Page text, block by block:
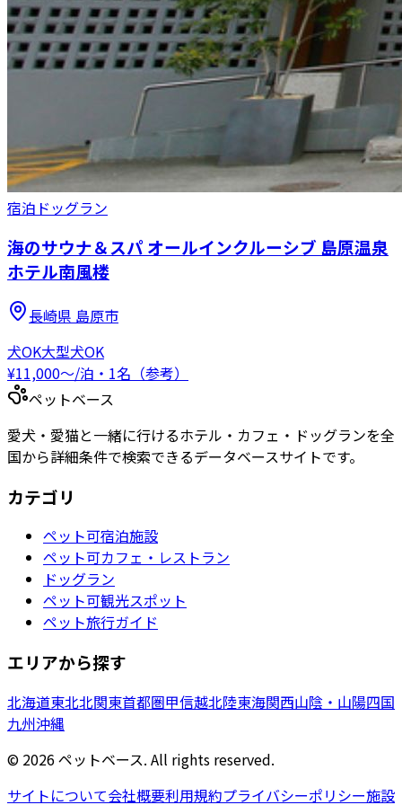
宿泊 ドッグラン
海のサウナ＆スパ オールインクルーシブ 島原温泉
ホテル南風楼
長崎県 島原市
犬OK大型犬OK
¥11,000〜/泊・1名（参考）
ペットベース
愛犬・愛猫と一緒に行けるホテル・カフェ・ドッグランを全
国から詳細条件で検索できるデータベースサイトです。
カテゴリ
ペット可宿泊施設
ペット可カフェ・レストラン
ドッグラン
ペット可観光スポット
ペット旅行ガイド
エリアから探す
北海道東北北関東首都圏甲信越北陸東海関西山陰・山陽四国
九州沖縄
© 2026ペットベース. All rights reserved.
サイトについて会社概要利用規約プライバシーポリシー施設